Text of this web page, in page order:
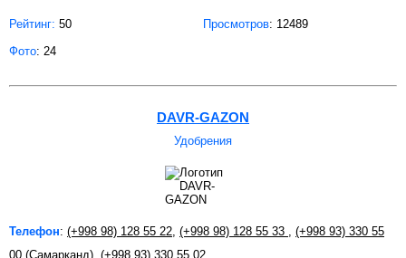
Рейтинг: 50 Просмотров: 12489
Фото: 24
DAVR-GAZON
Удобрения
Телефон: (+998 98) 128 55 22 (+998 98) 128 55 33
(+998 93) 330 55
00 (Самарканд) (+998 93) 330 55 02